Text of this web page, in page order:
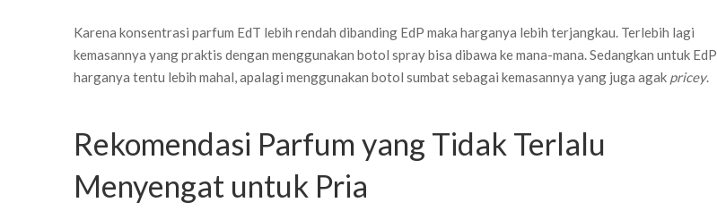
Karena konsentrasi parfum EdT lebih rendah dibanding EdP maka harganya lebih terjangkau. Terlebih lagi
kemasannya yang praktis dengan menggunakan botol spray bisa dibawa ke mana-mana. Sedangkan untuk EdP
harganya tentu lebih mahal, apalagi menggunakan botol sumbat sebagai kemasannya yang juga agak pricey.
Rekomendasi Parfum yang Tidak Terlalu
Menyengat untuk Pria